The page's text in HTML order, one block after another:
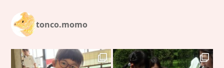
tonco.momo